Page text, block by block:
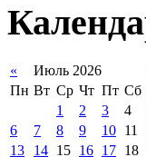
« Июль 2026
Пн Вт Ср Чт Пт Сб
1
2 3 4
6
7 8 9 10 11
13
14 15 16 17 18